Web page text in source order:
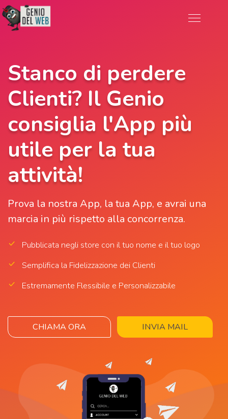
Stanco di perdere
Clienti? Il Genio
consiglia l'App più
utile per la tua
attività!
Prova la nostra App, la tua App, e avrai una
marcia in più rispetto alla concorrenza.
Pubblicata negli store con il tuo nome e il tuo logo
Semplifica la Fidelizzazione dei Clienti
Estremamente Flessibile e Personalizzabile
CHIAMA ORA INVIA MAIL